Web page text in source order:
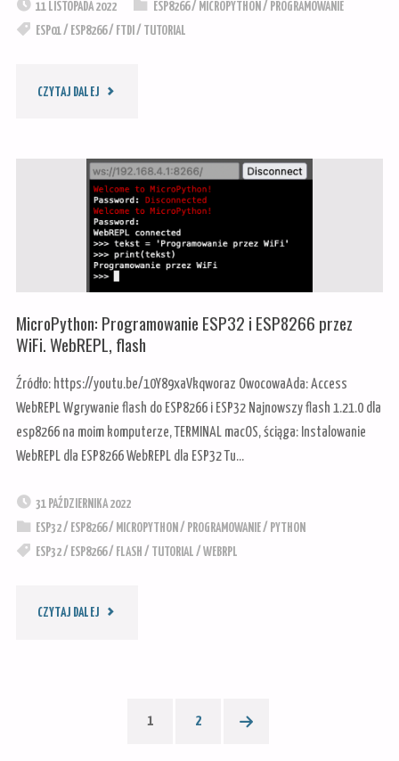
11 LISTOPADA 2022 ESP8266/ MICROPYTHON / PROGRAMOWANIE
ESP01/ ESP8266/ FTDI / TUTORIAL
CZYTAJ DALEJ"ESP01
MICROPYTHON"
MicroPython: Programowanie ESP32 i ESP8266 przez
WiFi. WebREPL, flash
Źródło: https://youtu.be/10Y89xaVkqworaz OwocowaAda: Access
WebREPL Wgrywanie flash do ESP8266 i ESP32 Najnowszy flash 1.21.0 dla
esp8266 na moim komputerze, TERMINAL macOS, ściąga: Instalowanie
WebREPL dla ESP8266 WebREPL dla ESP32 Tu…
31 PAŹDZIERNIKA 2022
ESP32/ ESP8266/ MICROPYTHON / PROGRAMOWANIE/ PYTHON
ESP32/ ESP8266/ FLASH / TUTORIAL /WEBRPL
CZYTAJ DALEJ"MICROPYTHON:
1 2